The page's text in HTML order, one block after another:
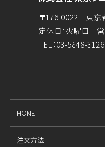
〒176-0022 東京
定休日：火曜日
TEL：03-5848-3126
HOME
注文方法